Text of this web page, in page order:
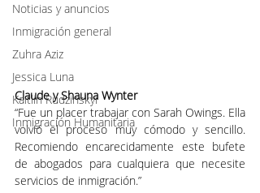
Noticias y anuncios
Inmigración general
Zuhra Aziz
Jessica Luna
Kaitlin Rudzinskyi
Inmigración Humanitaria
Claude y Shauna Wynter
“Fue un placer trabajar con Sarah Owings. Ella
volvió el proceso muy cómodo y sencillo.
Recomiendo encarecidamente este bufete
de abogados para cualquiera que necesite
servicios de inmigración.”